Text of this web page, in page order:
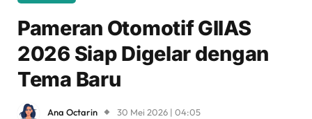
Pameran Otomotif GIIAS
2026 Siap Digelar dengan
Tema Baru
Ana Octarin 30 Mei 2026 | 04:05